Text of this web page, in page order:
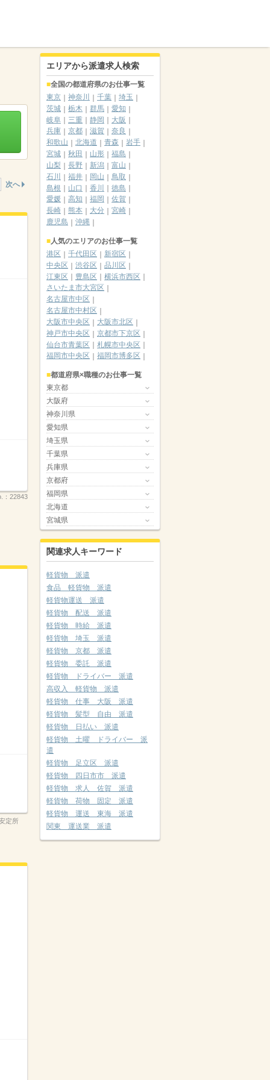
次へ
22843
定所
エリアから派遣求人検索
全国の都道府県のお仕事一覧
東京
神奈川 千葉
埼玉
茨城
栃木 群馬
愛知
岐阜
三重 静岡
大阪
兵庫
京都 滋賀
奈良
和歌山
北海道 青森
岩手
宮城
秋田 山形
福島
山梨
長野 新潟
富山
石川
福井 岡山
鳥取
島根
山口 香川
徳島
愛媛
高知 福岡
佐賀
長崎
熊本 大分
宮崎
鹿児島
沖縄
人気のエリアのお仕事一覧
港区
千代田区
新宿区
中央区
渋谷区
品川区
江東区
豊島区
横浜市西区
さいたま市大宮区
名古屋市中区
名古屋市中村区
大阪市中央区
大阪市北区
神戸市中央区
京都市下京区
仙台市青葉区
札幌市中央区
福岡市中央区
福岡市博多区
都道府県×職種のお仕事一覧
東京都
大阪府
神奈川県
愛知県
埼玉県
千葉県
兵庫県
京都府
福岡県
北海道
宮城県
関連求人キーワード
軽貨物 派遣
食品 軽貨物 派遣
軽貨物運送 派遣
軽貨物 配送 派遣
軽貨物 時給 派遣
軽貨物 埼玉 派遣
軽貨物 京都 派遣
軽貨物 委託 派遣
軽貨物 ドライバー 派遣
高収入 軽貨物 派遣
軽貨物 仕事 大阪 派遣
軽貨物 髪型 自由 派遣
軽貨物 日払い 派遣
軽貨物 土曜 ドライバー 派
遣
軽貨物 足立区 派遣
軽貨物 四日市市 派遣
軽貨物 求人 佐賀 派遣
軽貨物 荷物 固定 派遣
軽貨物 運送 東海 派遣
関東 運送業 派遣